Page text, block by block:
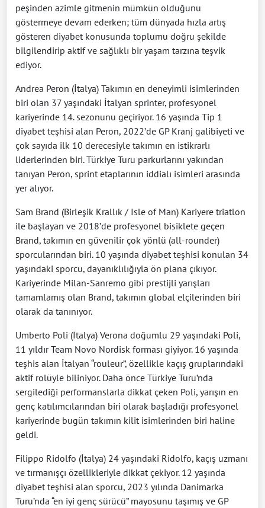
peşinden azimle gitmenin mümkün olduğunu
göstermeye devam ederken; tüm dünyada hızla artış
gösteren diyabet konusunda toplumu doğru şekilde
bilgilendirip aktif ve sağlıklı bir yaşam tarzına teşvik
ediyor.
Andrea Peron (İtalya) Takımın en deneyimli isimlerinden
biri olan 37 yaşındaki İtalyan sprinter, profesyonel
kariyerinde 14. sezonunu geçiriyor. 16 yaşında Tip 1
diyabet teşhisi alan Peron, 2022’de GP Kranj galibiyeti ve
çok sayıda ilk 10 derecesiyle takımın en istikrarlı
liderlerinden biri. Türkiye Turu parkurlarını yakından
tanıyan Peron, sprint etaplarının iddialı isimleri arasında
yer alıyor.
Sam Brand (Birleşik Krallık / Isle of Man) Kariyere triatlon
ile başlayan ve 2018’de profesyonel bisiklete geçen
Brand, takımın en güvenilir çok yönlü (all-rounder)
sporcularından biri. 10 yaşında diyabet teşhisi konulan 34
yaşındaki sporcu, dayanıklılığıyla ön plana çıkıyor.
Kariyerinde Milan-Sanremo gibi prestijli yarışları
tamamlamış olan Brand, takımın global elçilerinden biri
olarak da tanınıyor.
Umberto Poli (İtalya) Verona doğumlu 29 yaşındaki Poli,
11 yıldır Team Novo Nordisk forması giyiyor. 16 yaşında
teşhis alan İtalyan “rouleur”, özellikle kaçış gruplarındaki
aktif rolüyle biliniyor. Daha önce Türkiye Turu’nda
sergilediği performanslarla dikkat çeken Poli, yarışın en
genç katılımcılarından biri olarak başladığı profesyonel
kariyerinde bugün takımın kilit isimlerinden biri haline
geldi.
Filippo Ridolfo (İtalya) 24 yaşındaki Ridolfo, kaçış uzmanı
ve tırmanışçı özellikleriyle dikkat çekiyor. 12 yaşında
diyabet teşhisi alan sporcu, 2023 yılında Danimarka
Turu’nda “en iyi genç sürücü” mayosunu taşımış ve GP